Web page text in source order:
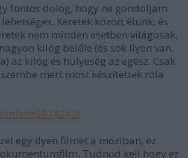
fontos dolog, hogy ne gondoljam
Keretek között élünk, és
nem minden esetben világosak,
kilóg belőle (és sok ilyen van,
az kilóg és hülyeség az egész. Csak
mert most készítettek róla
title/tt6874242/
egy ilyen filmet a moziban, ez
Tudnod kell hogy ez